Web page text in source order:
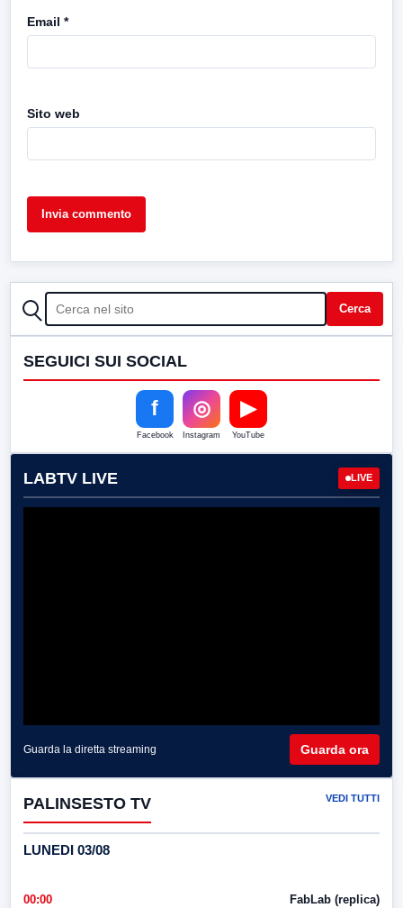
Email *
Sito web
CERCA Cerca
SEGUICI SUI SOCIAL
f
Facebook
◎
Instagram
▶
YouTube
LABTV LIVE LIVE
Guarda la diretta streaming Guarda ora
PALINSESTO TV VEDI TUTTI
LUNEDI 03/08
00:00 FabLab (replica)